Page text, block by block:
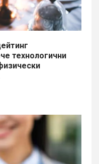
технологични